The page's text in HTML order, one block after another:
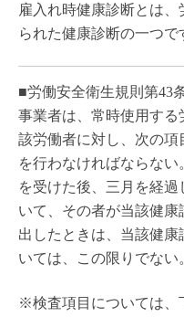
雇入れ時健康診断とは
られた健康診断の一つで
■労働安全衛生規則第43
事業者は、常時使用する
該労働者に対し、次の
を行わなければならな
を受けた後、三月を経
いて、その者が当該健
出したときは、当該健
いては、この限りでない
※検査項目については、